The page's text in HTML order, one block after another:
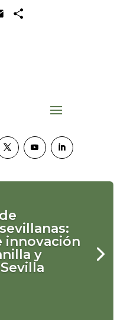
Email
innovación
y